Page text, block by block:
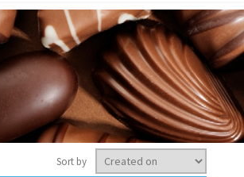
Sort by